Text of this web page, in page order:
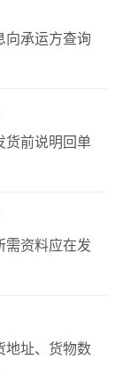
向承运方查询
货前说明回单
需资料应在发
地址、货物数